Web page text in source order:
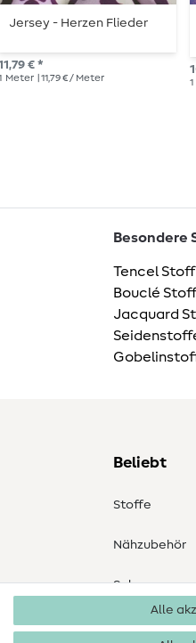
Jersey - Herzen Flieder
€ *
Meter | 11,79 € / Meter 1
Besondere
Tencel Stoff
Bouclé Stoff
Jacquard
Beliebt
Stoffe
Nähzubehör
Sale
Alle